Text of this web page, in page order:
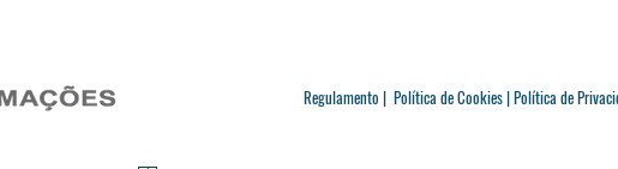
Regulamento | Política de Cookies |Política de